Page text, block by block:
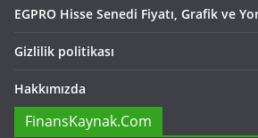
EGPRO Hisse Senedi Fiyatı, Grafik ve
Gizlilik politikası
Hakkımızda
FinansKaynak.Com